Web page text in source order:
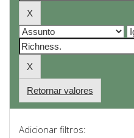
Retornar valores
Adicionar filtros: